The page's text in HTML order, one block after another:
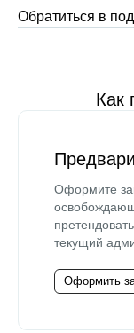
Обратиться в
Как
Оформите
текущий
Оформить